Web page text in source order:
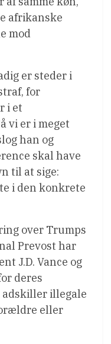
afrikanske
mod
er steder i
for
i et
vi er i meget
han og
skal have
til at sige:
i den konkrete
over Trumps
Prevost har
J.D. Vance og
deres
illegale
eller